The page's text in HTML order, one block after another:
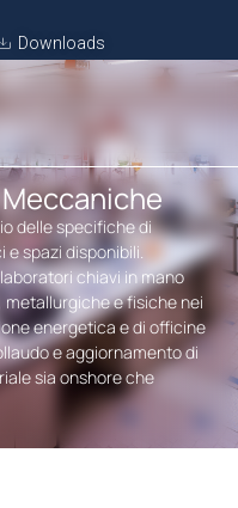
Downloads
delle specifiche di
spazi disponibili.
chiavi in mano
metallurgiche e fisiche nei
energetica e di officine
e aggiornamento di
sia onshore che